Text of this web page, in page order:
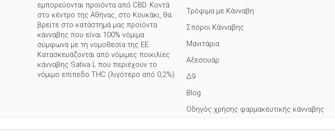
εμπορεύονται προϊόντα από CBD. Κοντά
στο κέντρο της Αθήνας, στο Κουκάκι, θα
βρείτε στο κατάστημά μας προϊόντα
κάνναβης που είναι 100% νόμιμα
σύμφωνα με τη νομοθεσία της ΕΕ.
Κατασκευάζονται από νόμιμες ποικιλίες
κάνναβης Sativa L που περιέχουν το
νόμιμο επίπεδο THC (λιγότερο από 0,2%).
Τρόφιμα με Κάνναβη
Σπόροι Κάνναβης
Μανιτάρια
Αξεσουάρ
Δ9
Blog
Οδηγός χρήσης φαρμακευτικής κάνναβης